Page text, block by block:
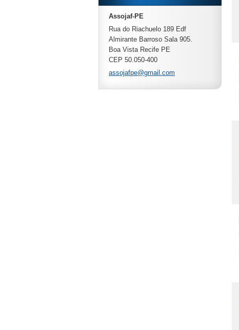
Assojaf-PE
Rua do Riachuelo 189 Edf
Almirante Barroso Sala 905.
Boa Vista Recife PE
CEP 50.050-400
assojafpe@gmail.com